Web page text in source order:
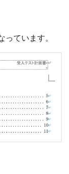
ています。